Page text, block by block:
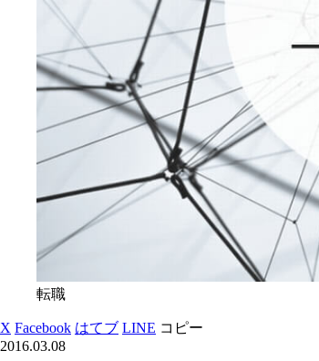
転職
X Facebook はてブ LINE コピー
2016.03.08